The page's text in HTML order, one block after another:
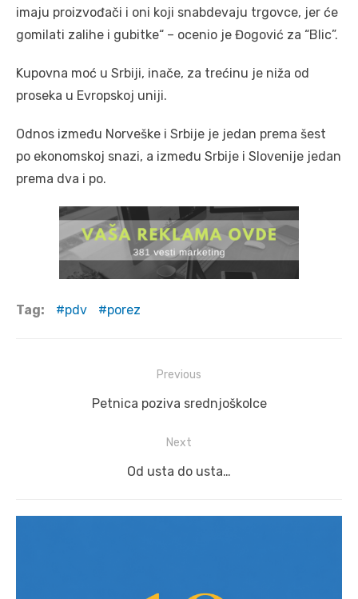
imaju proizvođači i oni koji snabdevaju trgovce, jer će
gomilati zalihe i gubitke“ – ocenio je Đogović za “Blic”.
Kupovna moć u Srbiji, inače, za trećinu je niža od
proseka u Evropskoj uniji.
Odnos između Norveške i Srbije je jedan prema šest
po ekonomskoj snazi, a između Srbije i Slovenije jedan
prema dva i po.
Tag: pdv porez
navigation
Previous
Previous
Petnica poziva srednjoškolce
Next
Next
Od usta do usta…